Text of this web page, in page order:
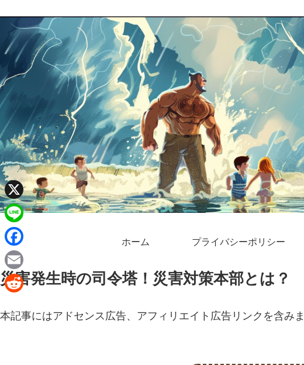
ホーム プライバシーポリシー
災害発生時の司令塔！災害対策本部とは？
本記事にはアドセンス広告、アフィリエイト広告リンクを含みま
X
L
n
e
F
a
c
e
E
a
e